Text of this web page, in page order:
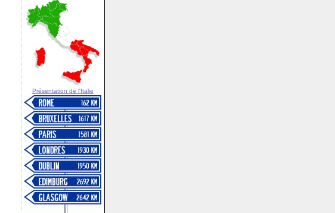
Présentation de l'Italie